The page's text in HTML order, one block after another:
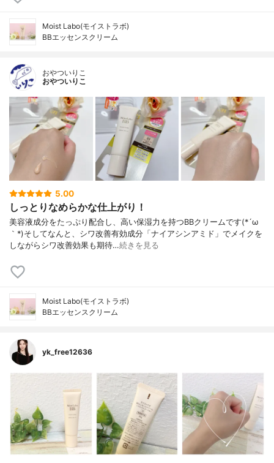
Moist Labo(モイストラボ)
BBエッセンスクリーム
おやついりこ
おやついりこ
5.00
しっとりなめらかな仕上がり！
美容液成分をたっぷり配合し、高い保湿力を持つBBクリームです(*´ω
｀*)そしてなんと、シワ改善有効成分「ナイアシンアミド」でメイクを
しながらシワ改善効果も期待…続きを見る
Moist Labo(モイストラボ)
BBエッセンスクリーム
yk_free12636